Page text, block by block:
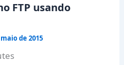
FTP usando
de 2015